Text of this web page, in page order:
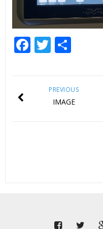
Facebook
Twitter
PREVIOUS
IMAGE